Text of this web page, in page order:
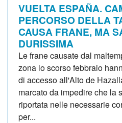
VUELTA ESPAÑA.
PERCORSO DELLA
CAUSA FRANE, MA
DURISSIMA
Le frane causate dal
zona lo scorso febbraio
di accesso all'Alto de
marcato da impedire che la
riportata nelle necessarie
per...